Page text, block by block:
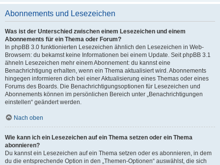
Abonnements und Lesezeichen
Was ist der Unterschied zwischen einem Lesezeichen und einem
Abonnements für ein Thema oder Forum?
In phpBB 3.0 funktionierten Lesezeichen ähnlich den Lesezeichen in Web-
Browsern: du bekamst keine Informationen bei einem Update. Seit phpBB 3.1
ähneln Lesezeichen mehr einem Abonnement: du kannst eine
Benachrichtigung erhalten, wenn ein Thema aktualisiert wird. Abonnements
hingegen informieren dich bei einer Aktualisierung eines Themas oder eines
Forums des Boards. Die Benachrichtigungsoptionen für Lesezeichen und
Abonnements können im persönlichen Bereich unter „Benachrichtigungen
einstellen“ geändert werden.
Nach oben
Wie kann ich ein Lesezeichen auf ein Thema setzen oder ein Thema
abonnieren?
Du kannst ein Lesezeichen auf ein Thema setzen oder es abonnieren, in dem
du die entsprechende Option in den „Themen-Optionen“ auswählst, die sich